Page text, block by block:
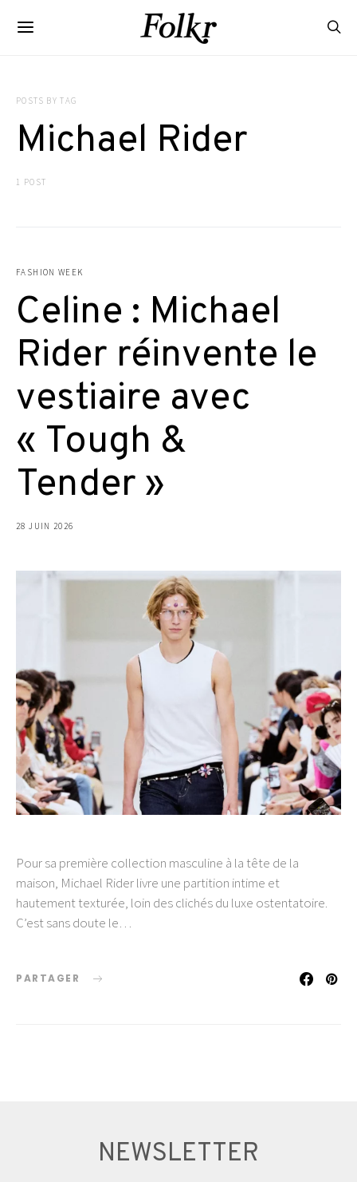
POSTS BY TAG
Michael Rider
1 POST
FASHION WEEK
Celine : Michael
Rider réinvente le
vestiaire avec
« Tough &
Tender »
28 JUIN 2026
Pour sa première collection masculine à la tête de la
maison, Michael Rider livre une partition intime et
hautement texturée, loin des clichés du luxe ostentatoire.
C’est sans doute le…
PARTAGER
NEWSLETTER